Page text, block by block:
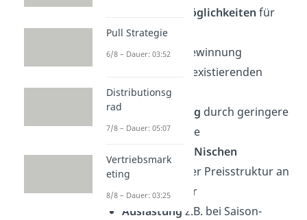
Wahlmöglichkeiten für
Kunden
Neukundengewinnung
von existierenden
Kunden
Lagerräumung durch geringere
Lagerbestände
Nischen
Anpassung
der Preisstruktur an
Wettbewerber
Auslastung z.B. bei Saison-
Pull Strategie
6/8 – Dauer: 03:52
Distributionsg
rad
7/8 – Dauer: 05:07
Vertriebsmark
eting
8/8 – Dauer: 03:25